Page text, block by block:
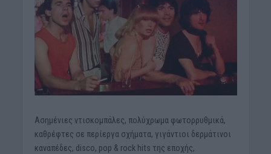
Ασημένιες ντισκομπάλες, πολύχρωμα φωτορρυθμικά,
καθρέφτες σε περίεργα σχήματα, γιγάντιοι δερμάτινοι
καναπέδες, disco, pop & rock hits της εποχής,